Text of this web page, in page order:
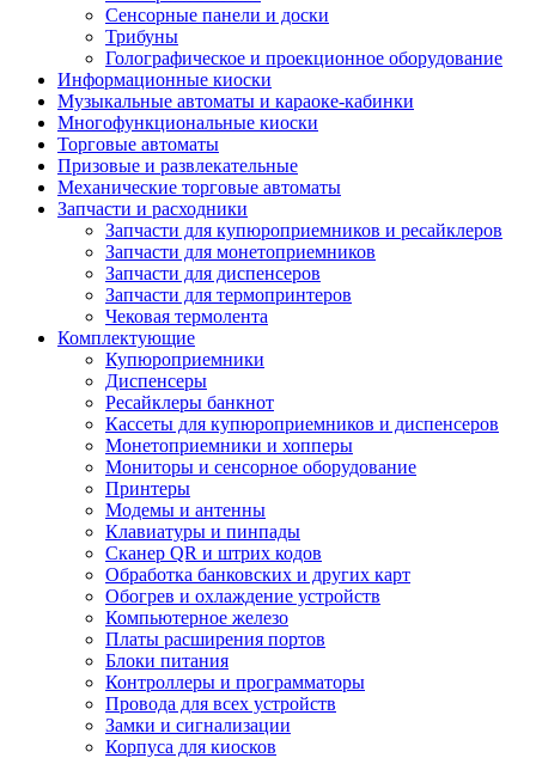
Сенсорные панели и доски
Трибуны
Голографическое и проекционное оборудование
Информационные киоски
Музыкальные автоматы и караоке-кабинки
Многофункциональные киоски
Торговые автоматы
Призовые и развлекательные
Механические торговые автоматы
Запчасти и расходники
Запчасти для купюроприемников и ресайклеров
Запчасти для монетоприемников
Запчасти для диспенсеров
Запчасти для термопринтеров
Чековая термолента
Комплектующие
Купюроприемники
Диспенсеры
Ресайклеры банкнот
Кассеты для купюроприемников и диспенсеров
Монетоприемники и хопперы
Мониторы и сенсорное оборудование
Принтеры
Модемы и антенны
Клавиатуры и пинпады
Сканер QR и штрих кодов
Обработка банковских и других карт
Обогрев и охлаждение устройств
Компьютерное железо
Платы расширения портов
Блоки питания
Контроллеры и программаторы
Провода для всех устройств
Замки и сигнализации
Корпуса для киосков